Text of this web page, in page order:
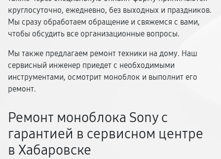
круглосуточно, ежедневно, без выходных и праздников.
Мы сразу обработаем обращение и свяжемся с вами,
чтобы обсудить все организационные вопросы.
Мы также предлагаем ремонт техники на дому. Наш
сервисный инженер приедет с необходимыми
инструментами, осмотрит моноблок и выполнит его
ремонт.
Ремонт моноблока Sony с
гарантией в сервисном центре
в Хабаровске